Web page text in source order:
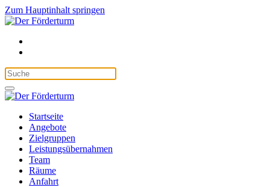
Zum Hauptinhalt springen
Startseite
Angebote
Zielgruppen
Leistungsübernahmen
Team
Räume
Anfahrt